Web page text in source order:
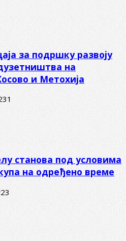
за подршку развоју
на
и Метохија
станова под условима
на одређено време